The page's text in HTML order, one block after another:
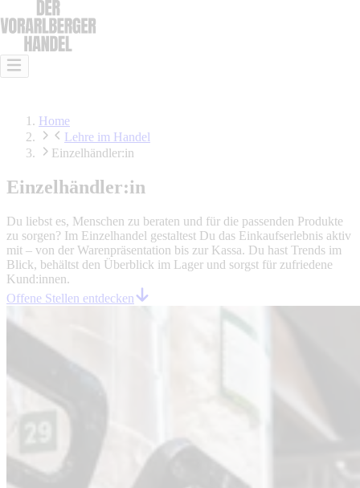
Das ist Handel
Offene Stellen
Home
Lehre im Handel
Einzelhändler:in
Einzelhändler:in
Du liebst es, Menschen zu beraten und für die passenden Produkte
zu sorgen? Im Einzelhandel gestaltest Du das Einkaufserlebnis aktiv
mit – von der Warenpräsentation bis zur Kassa. Du hast Trends im
Blick, behältst den Überblick im Lager und sorgst für zufriedene
Kund:innen.
Offene Stellen entdecken